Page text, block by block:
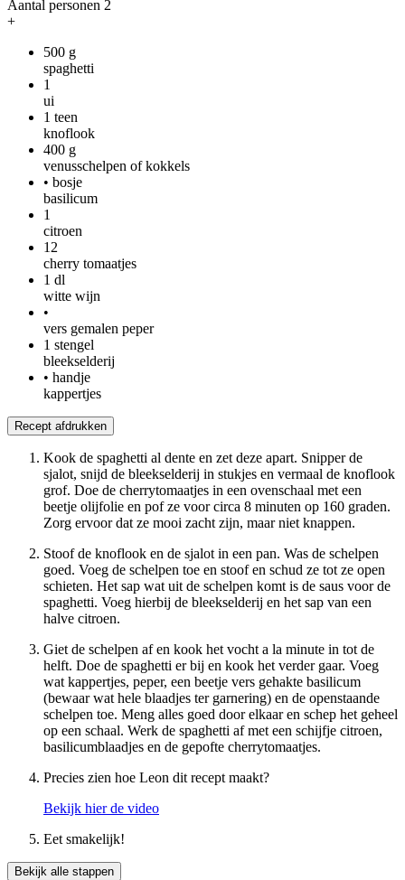
Aantal personen 2
+
500 g
spaghetti
1
ui
1 teen
knoflook
400 g
venusschelpen of kokkels
• bosje
basilicum
1
citroen
12
cherry tomaatjes
1 dl
witte wijn
•
vers gemalen peper
1 stengel
bleekselderij
• handje
kappertjes
Recept afdrukken
Kook de spaghetti al dente en zet deze apart. Snipper de
sjalot, snijd de bleekselderij in stukjes en vermaal de knoflook
grof. Doe de cherrytomaatjes in een ovenschaal met een
beetje olijfolie en pof ze voor circa 8 minuten op 160 graden.
Zorg ervoor dat ze mooi zacht zijn, maar niet knappen.
Stoof de knoflook en de sjalot in een pan. Was de schelpen
goed. Voeg de schelpen toe en stoof en schud ze tot ze open
schieten. Het sap wat uit de schelpen komt is de saus voor de
spaghetti. Voeg hierbij de bleekselderij en het sap van een
halve citroen.
Giet de schelpen af en kook het vocht a la minute in tot de
helft. Doe de spaghetti er bij en kook het verder gaar. Voeg
wat kappertjes, peper, een beetje vers gehakte basilicum
(bewaar wat hele blaadjes ter garnering) en de openstaande
schelpen toe. Meng alles goed door elkaar en schep het geheel
op een schaal. Werk de spaghetti af met een schijfje citroen,
basilicumblaadjes en de gepofte cherrytomaatjes.
Precies zien hoe Leon dit recept maakt?
Bekijk hier de video
Eet smakelijk!
Bekijk alle stappen